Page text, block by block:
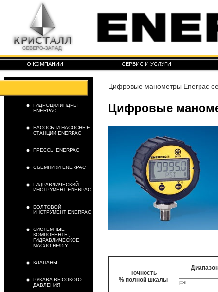
О КОМПАНИИ СЕРВИС И УСЛУГИ
ГИДРОЦИЛИНДРЫ
ENERPAC
НАСОСЫ И НАСОСНЫЕ
СТАНЦИИ ENERPAC
ПРЕССЫ ENERPAC
СЪЕМНИКИ ENERPAC
ГИДРАВЛИЧЕСКИЙ
ИНСТРУМЕНТ ENERPAC
БОЛТОВОЙ
ИНСТРУМЕНТ ENERPAC
СИСТЕМНЫЕ
КОМПОНЕНТЫ,
ГИДРАВЛИЧЕСКОЕ
МАСЛО HF95Y
КЛАПАНЫ
РУКАВА ВЫСОКОГО
ДАВЛЕНИЯ
Цифровые манометры Enerpac
Цифровые
Точность
% полной шкалы
psi